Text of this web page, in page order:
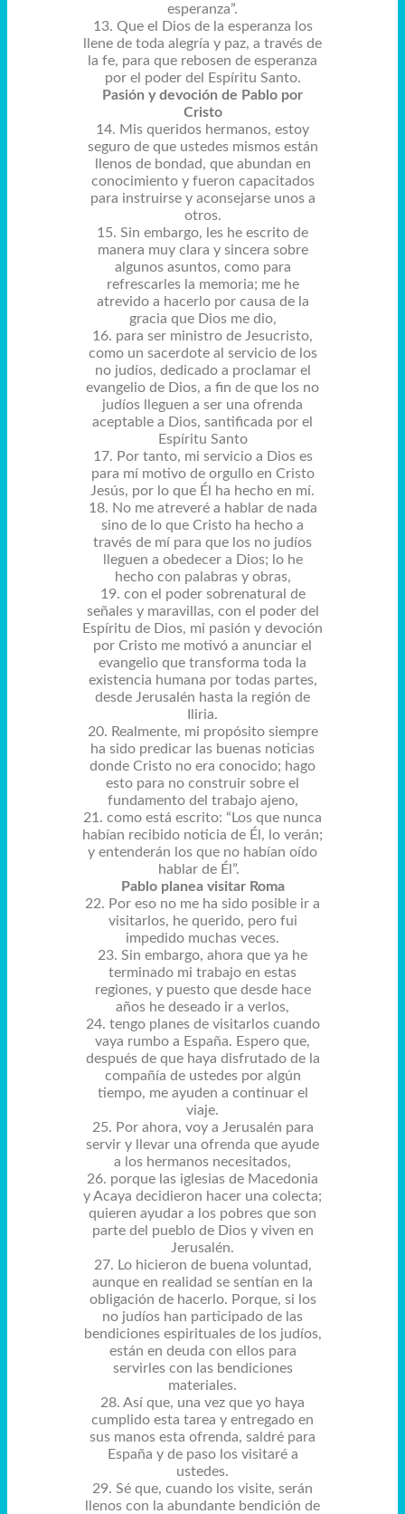
esperanza”.
13. Que el Dios de la esperanza los
llene de toda alegría y paz, a través de
la fe, para que rebosen de esperanza
por el poder del Espíritu Santo.
Pasión y devoción de Pablo por
Cristo
14. Mis queridos hermanos, estoy
seguro de que ustedes mismos están
llenos de bondad, que abundan en
conocimiento y fueron capacitados
para instruirse y aconsejarse unos a
otros.
15. Sin embargo, les he escrito de
manera muy clara y sincera sobre
algunos asuntos, como para
refrescarles la memoria; me he
atrevido a hacerlo por causa de la
gracia que Dios me dio,
16. para ser ministro de Jesucristo,
como un sacerdote al servicio de los
no judíos, dedicado a proclamar el
evangelio de Dios, a fin de que los no
judíos lleguen a ser una ofrenda
aceptable a Dios, santificada por el
Espíritu Santo
17. Por tanto, mi servicio a Dios es
para mí motivo de orgullo en Cristo
Jesús, por lo que Él ha hecho en mí.
18. No me atreveré a hablar de nada
sino de lo que Cristo ha hecho a
través de mí para que los no judíos
lleguen a obedecer a Dios; lo he
hecho con palabras y obras,
19. con el poder sobrenatural de
señales y maravillas, con el poder del
Espíritu de Dios, mi pasión y devoción
por Cristo me motivó a anunciar el
evangelio que transforma toda la
existencia humana por todas partes,
desde Jerusalén hasta la región de
Iliria.
20. Realmente, mi propósito siempre
ha sido predicar las buenas noticias
donde Cristo no era conocido; hago
esto para no construir sobre el
fundamento del trabajo ajeno,
21. como está escrito: “Los que nunca
habían recibido noticia de Él, lo verán;
y entenderán los que no habían oído
hablar de Él”.
Pablo planea visitar Roma
22. Por eso no me ha sido posible ir a
visitarlos, he querido, pero fui
impedido muchas veces.
23. Sin embargo, ahora que ya he
terminado mi trabajo en estas
regiones, y puesto que desde hace
años he deseado ir a verlos,
24. tengo planes de visitarlos cuando
vaya rumbo a España. Espero que,
después de que haya disfrutado de la
compañía de ustedes por algún
tiempo, me ayuden a continuar el
viaje.
25. Por ahora, voy a Jerusalén para
servir y llevar una ofrenda que ayude
a los hermanos necesitados,
26. porque las iglesias de Macedonia
y Acaya decidieron hacer una colecta;
quieren ayudar a los pobres que son
parte del pueblo de Dios y viven en
Jerusalén.
27. Lo hicieron de buena voluntad,
aunque en realidad se sentían en la
obligación de hacerlo. Porque, si los
no judíos han participado de las
bendiciones espirituales de los judíos,
están en deuda con ellos para
servirles con las bendiciones
materiales.
28. Así que, una vez que yo haya
cumplido esta tarea y entregado en
sus manos esta ofrenda, saldré para
España y de paso los visitaré a
ustedes.
29. Sé que, cuando los visite, serán
llenos con la abundante bendición de